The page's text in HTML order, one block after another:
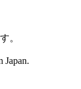
。
Japan.